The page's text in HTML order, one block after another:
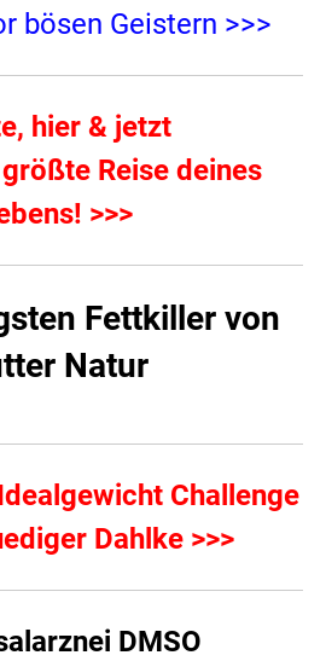
bösen Geistern >>>
hier & jetzt
Reise deines
>>>
Fettkiller von
Natur
Challenge
Dahlke >>>
DMSO